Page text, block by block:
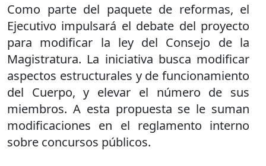
Como parte del paquete de reformas, el
Ejecutivo impulsará el debate del proyecto
para modificar la ley del Consejo de la
Magistratura. La iniciativa busca modificar
aspectos estructurales y de funcionamiento
del Cuerpo, y elevar el número de sus
miembros. A esta propuesta se le suman
modificaciones en el reglamento interno
sobre concursos públicos.